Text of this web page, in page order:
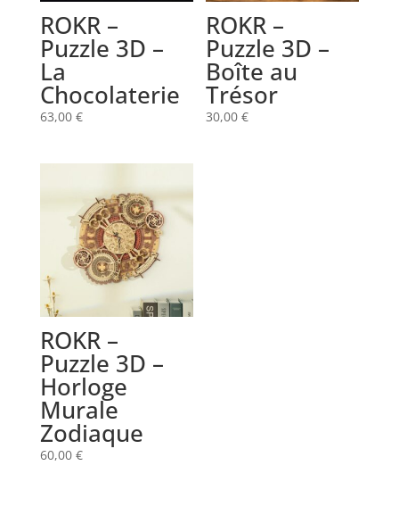
ROKR –
Puzzle 3D –
La
Chocolaterie
63,00 €
ROKR –
Puzzle 3D –
Boîte au
Trésor
30,00€
ROKR –
Puzzle 3D –
Horloge
Murale
Zodiaque
60,00 €